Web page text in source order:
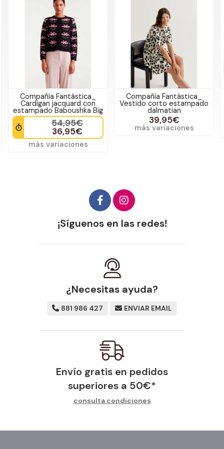
Compañía Fantástica_
Cardigan jacquard con
estampado Baboushka Big
54,95€
36,95€
más variaciones
Compañía Fantástica_
Vestido corto estampado
dalmatian
39,95€
más variaciones
¡Síguenos en las redes!
¿Necesitas ayuda?
881 986 427 ENVIAR EMAIL
Envío gratis en pedidos
superiores a 50€*
consulta condiciones